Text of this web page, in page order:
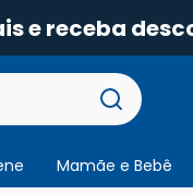
e receba
Mamãe e Bebê